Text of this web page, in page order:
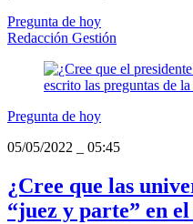
Pregunta de hoy
Redacción Gestión
Pregunta de hoy
05/05/2022
05:45
¿Cree que las
“juez y parte” en